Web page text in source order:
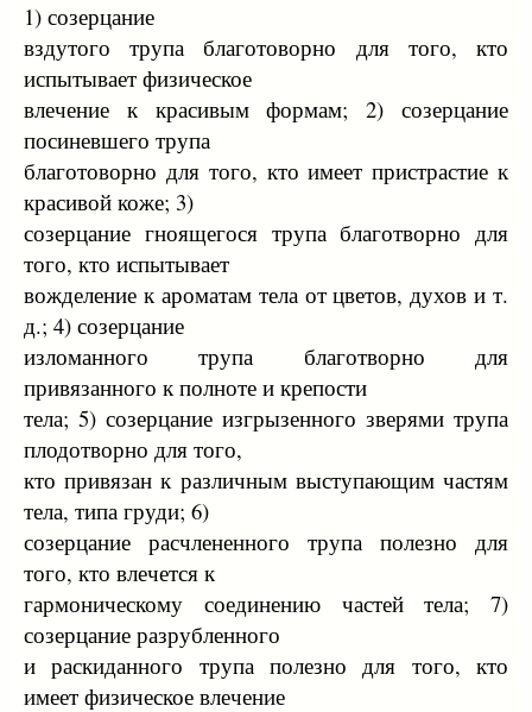
1) созерцание
вздутого трупа благотоворно для того, кто
испытывает физическое
влечение к красивым формам; 2) созерцание
посиневшего трупа
благотоворно для того, кто имеет пристрастие к
красивой коже; 3)
созерцание гноящегося трупа благотворно для
того, кто испытывает
вожделение к ароматам тела от цветов, духов и т.
д.; 4) созерцание
изломанного трупа благотворно для
привязанного к полноте и крепости
тела; 5) созерцание изгрызенного зверями трупа
плодотворно для того,
кто привязан к различным выступающим частям
тела, типа груди; 6)
созерцание расчлененного трупа полезно для
того, кто влечется к
гармоническому соединению частей тела; 7)
созерцание разрубленного
и раскиданного трупа полезно для того, кто
имеет физическое влечение